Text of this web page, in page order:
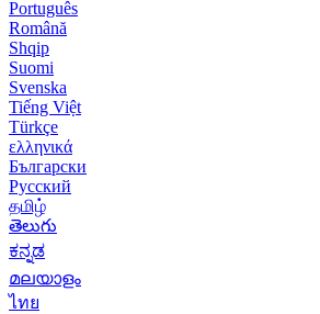
Português
Română
Shqip
Suomi
Svenska
Tiếng Việt
Türkçe
ελληνικά
Български
Русский
தமிழ்
తెలుగు
ಕನ್ನಡ
മലയാളം
ไทย